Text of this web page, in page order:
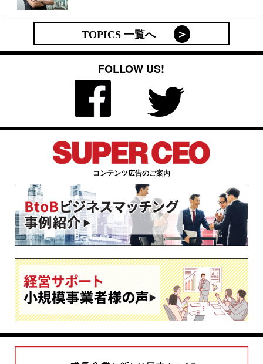
TOPICS 一覧へ
FOLLOW US!
コンテンツ広告のご案内